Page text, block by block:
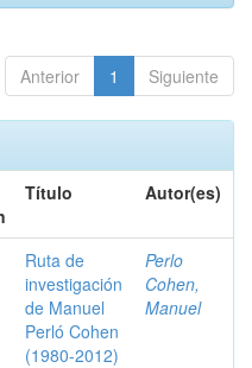
Anterior 1 Siguiente
Título Autor(es)
Ruta de
investigación
de Manuel
Perló Cohen
(1980-2012)
Perlo
Cohen,
Manuel